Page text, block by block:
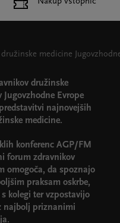
medicine
družinske
Evrope
najnovejših
medicine.
konferenc AGP/FM
forum zdravnikov
omogoča, da spoznajo
praksam oskrbe,
kolegi ter vzpostavijo
najbolj priznanimi